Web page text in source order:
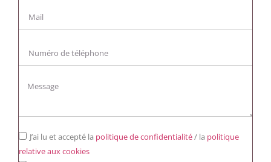
J’ai lu et accepté la politique de confidentialité/ la politique
relative aux cookies